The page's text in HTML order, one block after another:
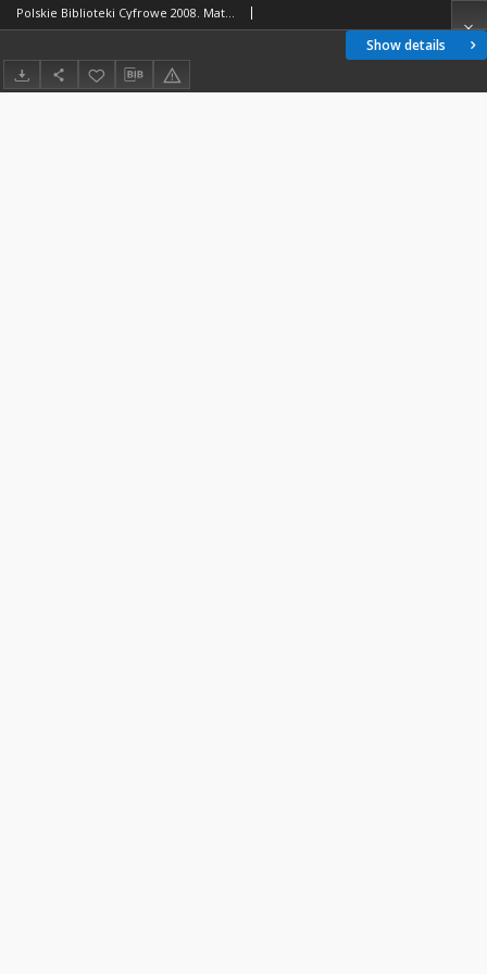
Show details
Polskie Biblioteki Cyfrowe 2008. Materiały z konferencji